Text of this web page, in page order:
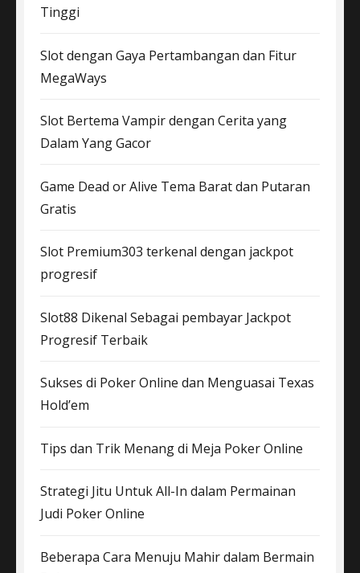
Tinggi
Slot dengan Gaya Pertambangan dan Fitur
MegaWays
Slot Bertema Vampir dengan Cerita yang
Dalam Yang Gacor
Game Dead or Alive Tema Barat dan Putaran
Gratis
Slot Premium303 terkenal dengan jackpot
progresif
Slot88 Dikenal Sebagai pembayar Jackpot
Progresif Terbaik
Sukses di Poker Online dan Menguasai Texas
Hold’em
Tips dan Trik Menang di Meja Poker Online
Strategi Jitu Untuk All-In dalam Permainan
Judi Poker Online
Beberapa Cara Menuju Mahir dalam Bermain